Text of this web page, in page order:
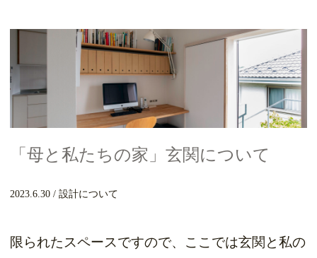
「母と私たちの家」玄関について
2023.6.30 設計について
限られたスペースですので、ここでは玄関と私の